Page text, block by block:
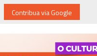
Contribua via Google